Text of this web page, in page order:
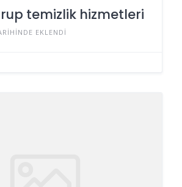
temizlik hizmetleri
EKLENDI